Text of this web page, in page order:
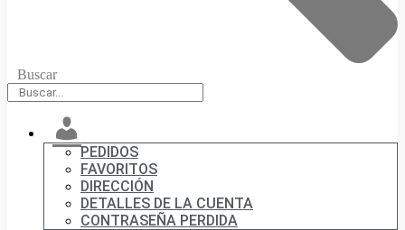
Buscar
cuenta
PEDIDOS
FAVORITOS
DIRECCIÓN
DETALLES DE LA CUENTA
CONTRASEÑA PERDIDA